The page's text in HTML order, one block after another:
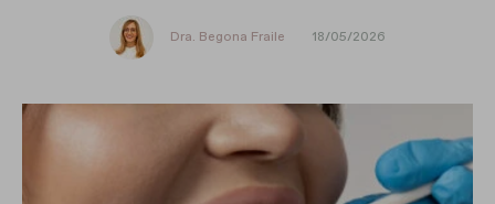
Dra. Begona Fraile 18/05/2026